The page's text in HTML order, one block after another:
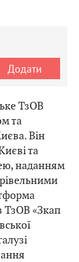
Додати
ТзОВ
та
Він
та
наданням
ТзОВ «Зкап